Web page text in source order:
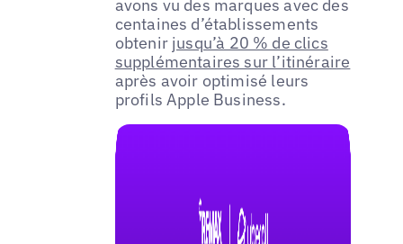
avons vu des marques avec des
centaines d’établissements
obtenir jusqu’à 20 % de clics
supplémentaires sur l’itinéraire
après avoir optimisé leurs
profils Apple Business.